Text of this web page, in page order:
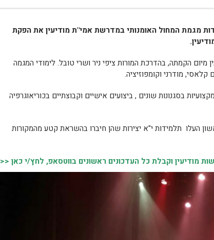
מגמת המחול האומנותי במדרשת אמי"ת מודיעין את הפקת
הקמתה, בהדרכת המורות ציפי ניר ושרי טובל. לימודי המגמה
קלאסי, מודרני וקומפוזיציה.
בסגנונות שונים , ביצועים אישיים וקבוצתיים בכוריאוגרפיה
העלו תלמידות י"א יצירות שהן חיברו בהשראת קטע מהמקורות
מודיעין וקבלת כל העדכונים ראשונים בווטסאפ, לחץ/י כאן <<